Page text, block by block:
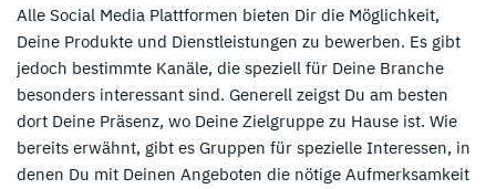
Alle Social Media Plattformen bieten Dir die Möglichkeit,
Deine Produkte und Dienstleistungen zu bewerben. Es gibt
jedoch bestimmte Kanäle, die speziell für Deine Branche
besonders interessant sind. Generell zeigst Du am besten
dort Deine Präsenz, wo Deine Zielgruppe zu Hause ist. Wie
bereits erwähnt, gibt es Gruppen für spezielle Interessen, in
denen Du mit Deinen Angeboten die nötige Aufmerksamkeit